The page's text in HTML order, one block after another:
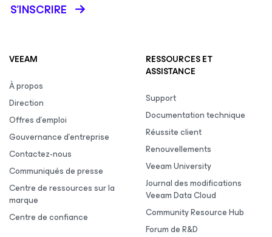
S’INSCRIRE
VEEAM
À propos
Direction
Offres d’emploi
Gouvernance d’entreprise
Contactez-nous
Communiqués de presse
Centre de ressources sur la
marque
Centre de confiance
RESSOURCES ET
ASSISTANCE
Support
Documentation technique
Réussite client
Renouvellements
Veeam University
Journal des modifications
Veeam Data Cloud
Community Resource Hub
Forum de R&D